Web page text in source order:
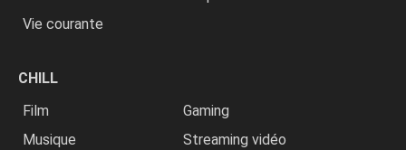
Vie courante
CHILL
Film
Gaming
Musique
Streaming vidéo